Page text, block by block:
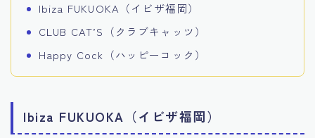
Ibiza FUKUOKA（イビザ福岡）
CLUB CAT’S（クラブキャッツ）
Happy Cock（ハッピーコック）
Ibiza FUKUOKA（イビザ福岡）